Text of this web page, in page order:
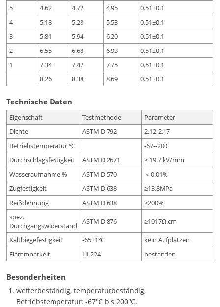
5 4.62 4.72 4.95
0.51±0.1
4
5.18 5.28 5.53
0.51±0.1
3
5.81 5.94 6.20
0.51±0.1
2
6.55 6.68 6.93
0.51±0.1
1
7.34 7.47 7.75
0.51±0.1
8.26
8.38 8.69 0.51±0.1
Technische Daten
Eigenschaft Testmethode
Parameter
Dichte
ASTM D 792
2.12-2.17
Betriebstemperatur ℃
-67--200
Durchschlagsfestigkeit
ASTM D 2671
≥ 19.7 kV/mm
Wasseraufnahme %
ASTM D 570
＜0.01%
Zugfestigkeit
ASTM D 638
≥13.8MPa
Reißdehnung
ASTM D 638
≥200%
spez.
Durchgangswiderstand
ASTM D 876 ≥1017Ω.cm
Kaltbiegefestigkeit -65±1℃
kein Aufplatzen
Flammbarkeit
UL224 bestanden
Besonderheiten
wetterbeständig, temperaturbeständig,
Betriebstemperatur: -67℃ bis 200℃.